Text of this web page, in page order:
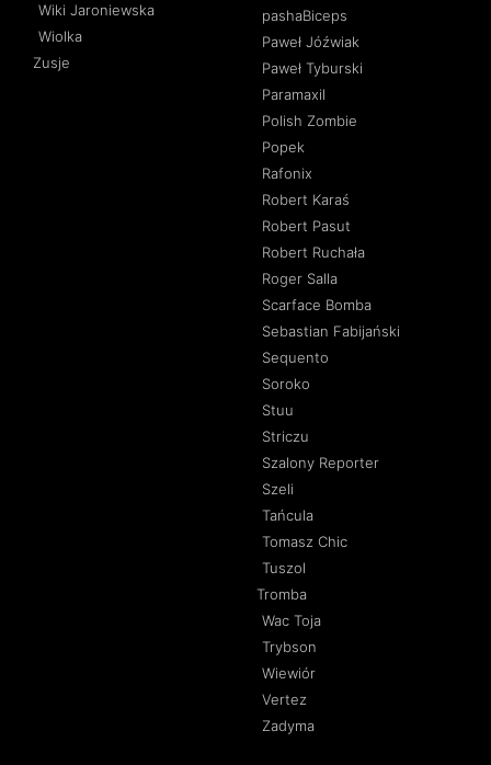
Wiki Jaroniewska
Wiolka
Zusje
pashaBiceps
Paweł Jóźwiak
Paweł Tyburski
Paramaxil
Polish Zombie
Popek
Rafonix
Robert Karaś
Robert Pasut
Robert Ruchała
Roger Salla
Scarface Bomba
Sebastian Fabijański
Sequento
Soroko
Stuu
Striczu
Szalony Reporter
Szeli
Tańcula
Tomasz Chic
Tuszol
Tromba
Wac Toja
Trybson
Wiewiór
Vertez
Zadyma